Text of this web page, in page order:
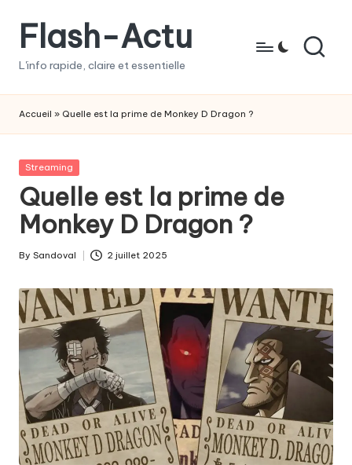
content
Flash-Actu
L'info rapide, claire et essentielle
Accueil » Quelle est la prime de Monkey D Dragon ?
Posted
Streaming
Quelle est la prime de
Monkey D Dragon ?
Posted
By Sandoval 2 juillet 2025